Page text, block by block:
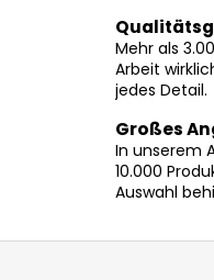
Mehr als
Arbeit
jedes Detail.
Großes
In unserem
10.000
Auswahl
F